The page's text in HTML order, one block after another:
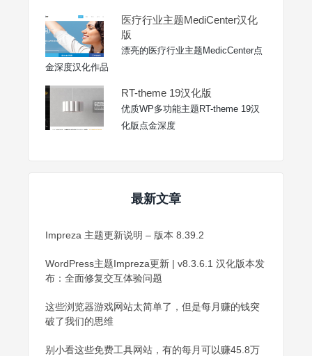
医疗行业主题MediCenter汉化
版
漂亮的医疗行业主题MedicCenter点
金深度汉化作品
RT-theme 19汉化版
优质WP多功能主题RT-theme 19汉
化版点金深度
最新文章
Impreza 主题更新说明 – 版本 8.39.2
WordPress主题Impreza更新 | v8.3.6.1 汉化版本发
布：全面修复交互体验问题
这些浏览器游戏网站太简单了，但是每月赚的钱突
破了我们的思维
别小看这些免费工具网站，有的每月可以赚45.8万